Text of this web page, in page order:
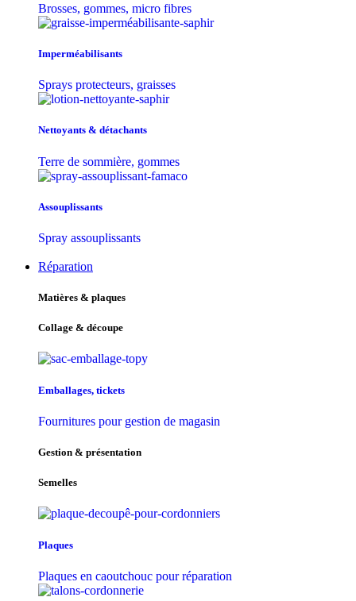
Brosses, gommes, micro fibres
Imperméabilisants
Sprays protecteurs, graisses
Nettoyants & détachants
Terre de sommière, gommes
Assouplissants
Spray assouplissants
Réparation
Matières & plaques
Collage & découpe
Emballages, tickets
Fournitures pour gestion de magasin
Gestion & présentation
Semelles
Plaques
Plaques en caoutchouc pour réparation